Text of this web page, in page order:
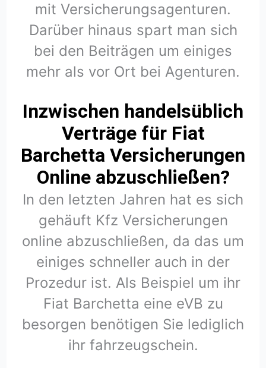
mit Versicherungsagenturen.
Darüber hinaus spart man sich
bei den Beiträgen um einiges
mehr als vor Ort bei Agenturen.
Inzwischen handelsüblich
Verträge für Fiat
Barchetta Versicherungen
Online abzuschließen?
In den letzten Jahren hat es sich
gehäuft Kfz Versicherungen
online abzuschließen, da das um
einiges schneller auch in der
Prozedur ist. Als Beispiel um ihr
Fiat Barchetta eine eVB zu
besorgen benötigen Sie lediglich
ihr fahrzeugschein.